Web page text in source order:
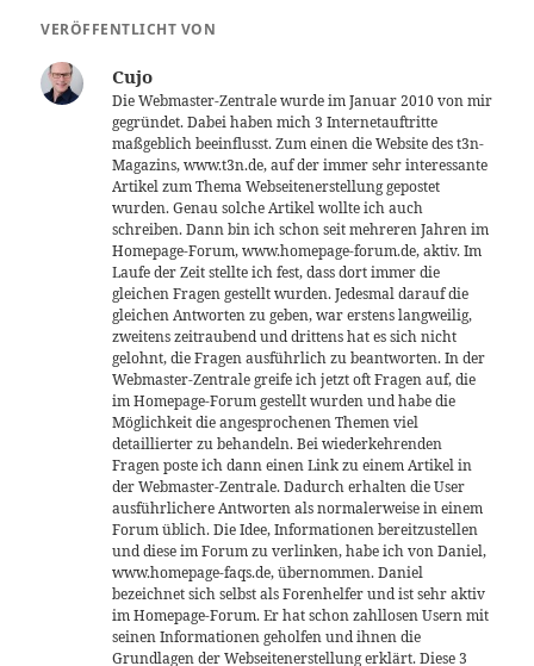
VERÖFFENTLICHT VON
Cujo
Die Webmaster-Zentrale wurde im Januar 2010 von mir
gegründet. Dabei haben mich 3 Internetauftritte
maßgeblich beeinflusst. Zum einen die Website des t3n-
Magazins, www.t3n.de, auf der immer sehr interessante
Artikel zum Thema Webseitenerstellung gepostet
wurden. Genau solche Artikel wollte ich auch
schreiben. Dann bin ich schon seit mehreren Jahren im
Homepage-Forum, www.homepage-forum.de, aktiv. Im
Laufe der Zeit stellte ich fest, dass dort immer die
gleichen Fragen gestellt wurden. Jedesmal darauf die
gleichen Antworten zu geben, war erstens langweilig,
zweitens zeitraubend und drittens hat es sich nicht
gelohnt, die Fragen ausführlich zu beantworten. In der
Webmaster-Zentrale greife ich jetzt oft Fragen auf, die
im Homepage-Forum gestellt wurden und habe die
Möglichkeit die angesprochenen Themen viel
detaillierter zu behandeln. Bei wiederkehrenden
Fragen poste ich dann einen Link zu einem Artikel in
der Webmaster-Zentrale. Dadurch erhalten die User
ausführlichere Antworten als normalerweise in einem
Forum üblich. Die Idee, Informationen bereitzustellen
und diese im Forum zu verlinken, habe ich von Daniel,
www.homepage-faqs.de, übernommen. Daniel
bezeichnet sich selbst als Forenhelfer und ist sehr aktiv
im Homepage-Forum. Er hat schon zahllosen Usern mit
seinen Informationen geholfen und ihnen die
Grundlagen der Webseitenerstellung erklärt. Diese 3